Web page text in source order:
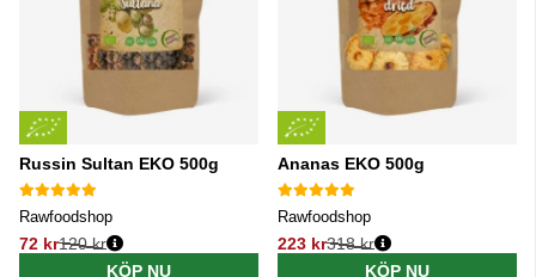
Russin Sultan EKO 500g
Rawfoodshop
72 kr
Ordinarie pris:
120 kr
KÖP NU
Ananas EKO 500g
Rawfoodshop
223 kr
Ordinarie pris:
318 kr
KÖP NU